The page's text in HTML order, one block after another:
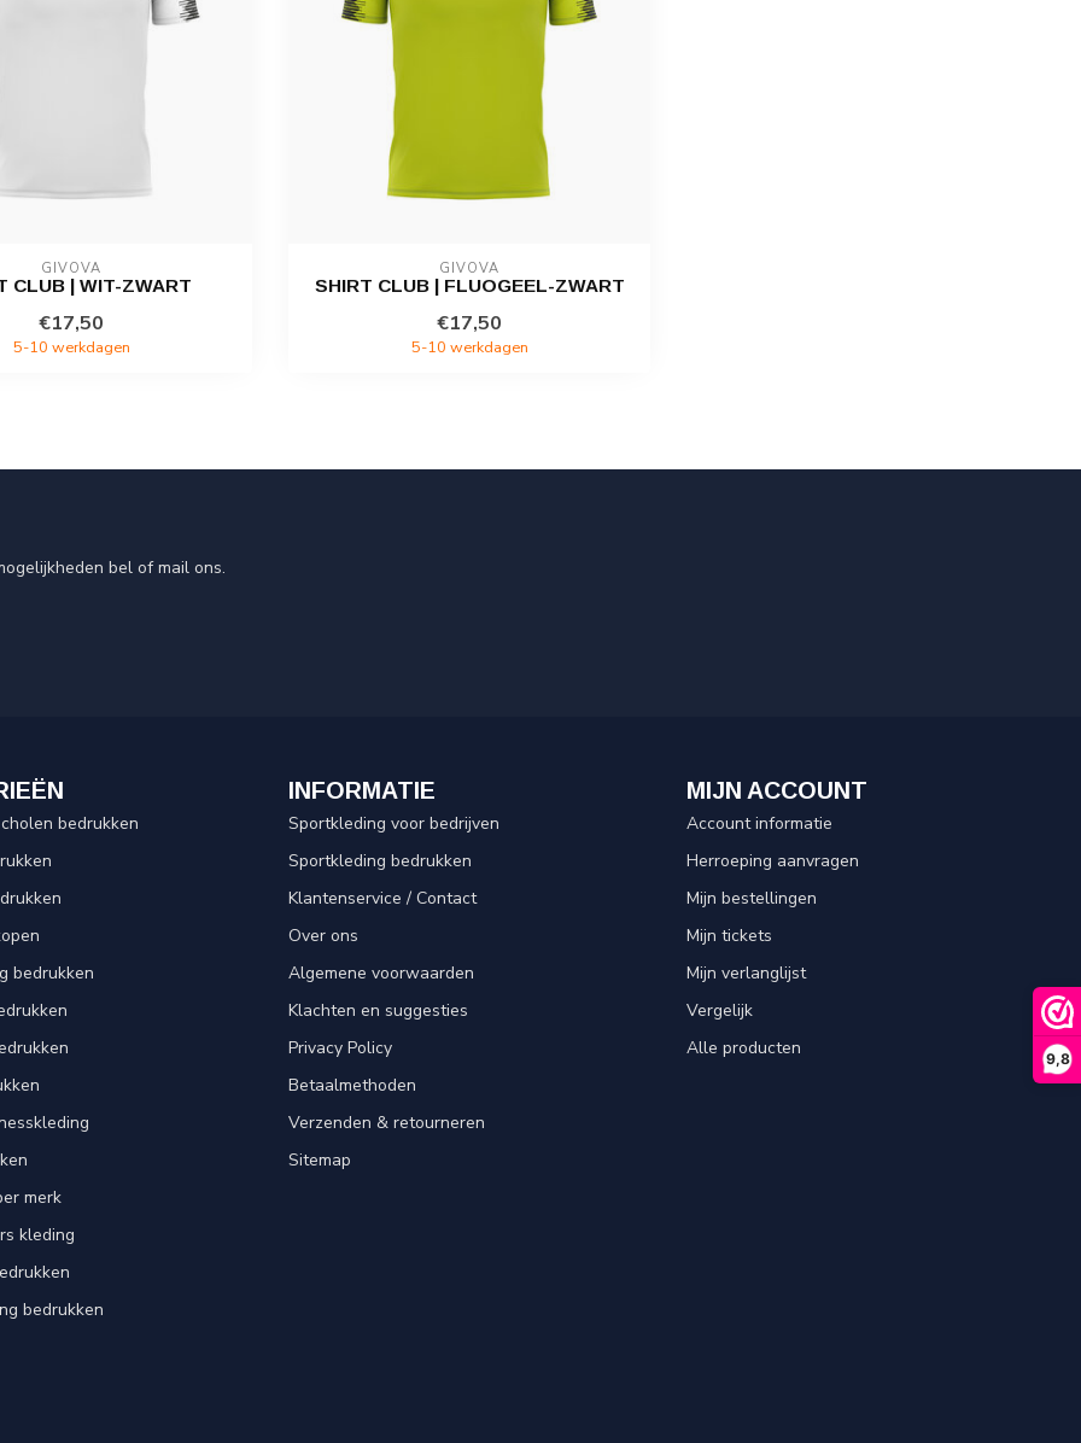
9,8
GIVOVA
CLUB | WIT-ZWART
€17,50
5-10 werkdagen
GIVOVA
SHIRT CLUB | FLUOGEEL-ZWART
€17,50
5-10 werkdagen
bel of mail ons.
bedrukken
bedrukken
merk
kleding
bedrukken
INFORMATIE
Sportkleding voor bedrijven
Sportkleding bedrukken
Klantenservice / Contact
Over ons
Algemene voorwaarden
Klachten en suggesties
Privacy Policy
Betaalmethoden
Verzenden & retourneren
Sitemap
MIJN ACCOUNT
Account informatie
Herroeping aanvragen
Mijn bestellingen
Mijn tickets
Mijn verlanglijst
Vergelijk
Alle producten